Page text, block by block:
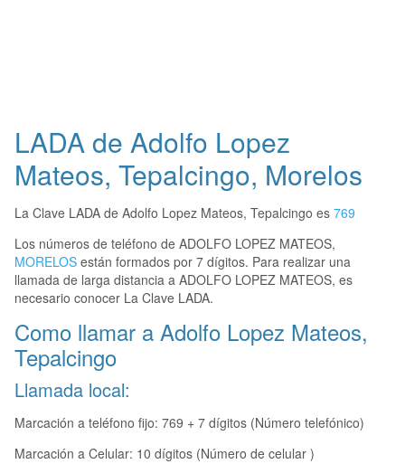
LADA de Adolfo Lopez
Mateos, Tepalcingo, Morelos
La Clave LADA de Adolfo Lopez Mateos, Tepalcingo es 769
Los números de teléfono de ADOLFO LOPEZ MATEOS,
MORELOS están formados por 7 dígitos. Para realizar una
llamada de larga distancia a ADOLFO LOPEZ MATEOS, es
necesario conocer La Clave LADA.
Como llamar a Adolfo Lopez Mateos,
Tepalcingo
Llamada local:
Marcación a teléfono fijo: 769 + 7 dígitos (Número telefónico)
Marcación a Celular: 10 dígitos (Número de celular )